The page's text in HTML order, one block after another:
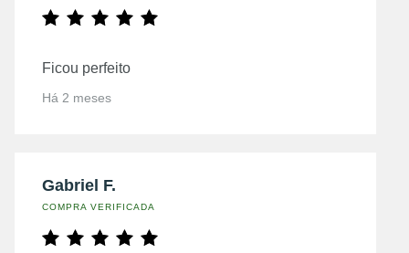
Ficou perfeito
Há 2 meses
Gabriel F.
COMPRA VERIFICADA